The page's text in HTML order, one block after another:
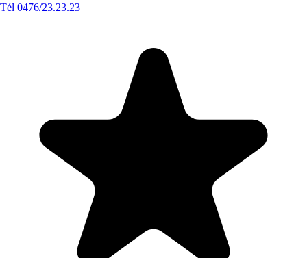
Tél 0476/23.23.23